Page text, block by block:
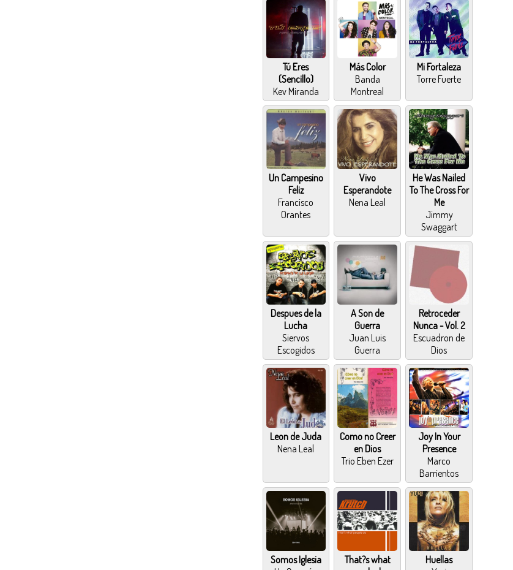
Tú Eres
(Sencillo)
Kev Miranda
Más Color
Banda
Montreal
Mi Fortaleza
Torre Fuerte
Un Campesino
Feliz
Francisco
Orantes
Vivo
Esperandote
Nena Leal
He Was Nailed
To The Cross For
Me
Jimmy
Swaggart
Despues de la
Lucha
Siervos
Escogidos
A Son de
Guerra
Juan Luis
Guerra
Retroceder
Nunca - Vol. 2
Escuadron de
Dios
Leon de Juda
Nena Leal
Como no Creer
en Dios
Trio Eben Ezer
Joy In Your
Presence
Marco
Barrientos
Somos Iglesia
That?s what
Huellas